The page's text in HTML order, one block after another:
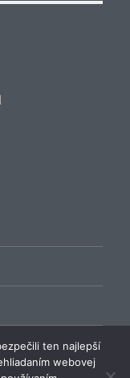
ten najlepší
webovej